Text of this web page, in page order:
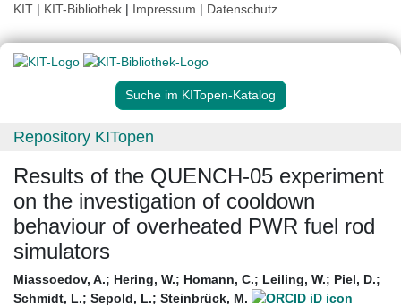
KIT | KIT-Bibliothek | Impressum | Datenschutz
Suche im KITopen-Katalog
Repository KITopen
Results of the QUENCH-05 experiment
on the investigation of cooldown
behaviour of overheated PWR fuel rod
simulators
Miassoedov, A.; Hering, W.; Homann, C.; Leiling, W.; Piel, D.;
Schmidt, L.; Sepold, L.; Steinbrück, M.